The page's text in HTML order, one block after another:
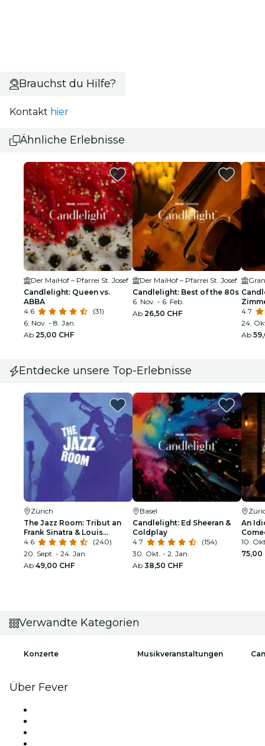
Brauchst du Hilfe?
Kontakt hier
Ähnliche Erlebnisse
Der MaiHof – Pfarrei St. Josef
Candlelight: Queen vs.
ABBA
4.6
(31)
6. Nov. - 8. Jan.
Ab 25,00 CHF
Der MaiHof – Pfarrei St. Josef
Candlelight: Best of the 80s
6. Nov. - 6. Feb.
Ab 26,50 CHF
4.7
24.
Ab
Entdecke unsere Top-Erlebnisse
Zürich
The Jazz Room: Tribut an
Frank Sinatra & Louis
Armstrong
4.6
(240)
20. Sept. - 24. Jan.
Ab 49,00 CHF
Basel
Candlelight: Ed Sheeran &
Coldplay
4.7
(154)
30. Okt. - 2. Jan.
Ab 38,50 CHF
An
10.
75,00
Verwandte Kategorien
Konzerte Musikveranstaltungen
Über Fever